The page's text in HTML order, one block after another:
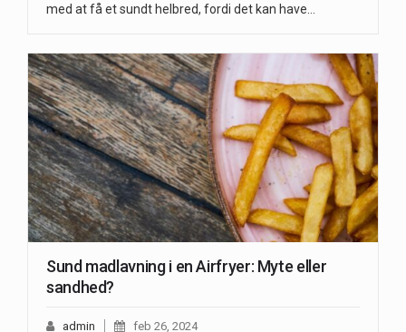
med at få et sundt helbred, fordi det kan have…
Sund madlavning i en Airfryer: Myte eller
sandhed?
admin feb 26, 2024